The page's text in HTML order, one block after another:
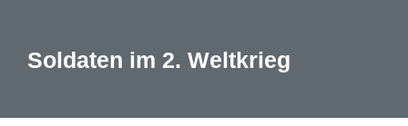
Soldaten im 2. Weltkrieg